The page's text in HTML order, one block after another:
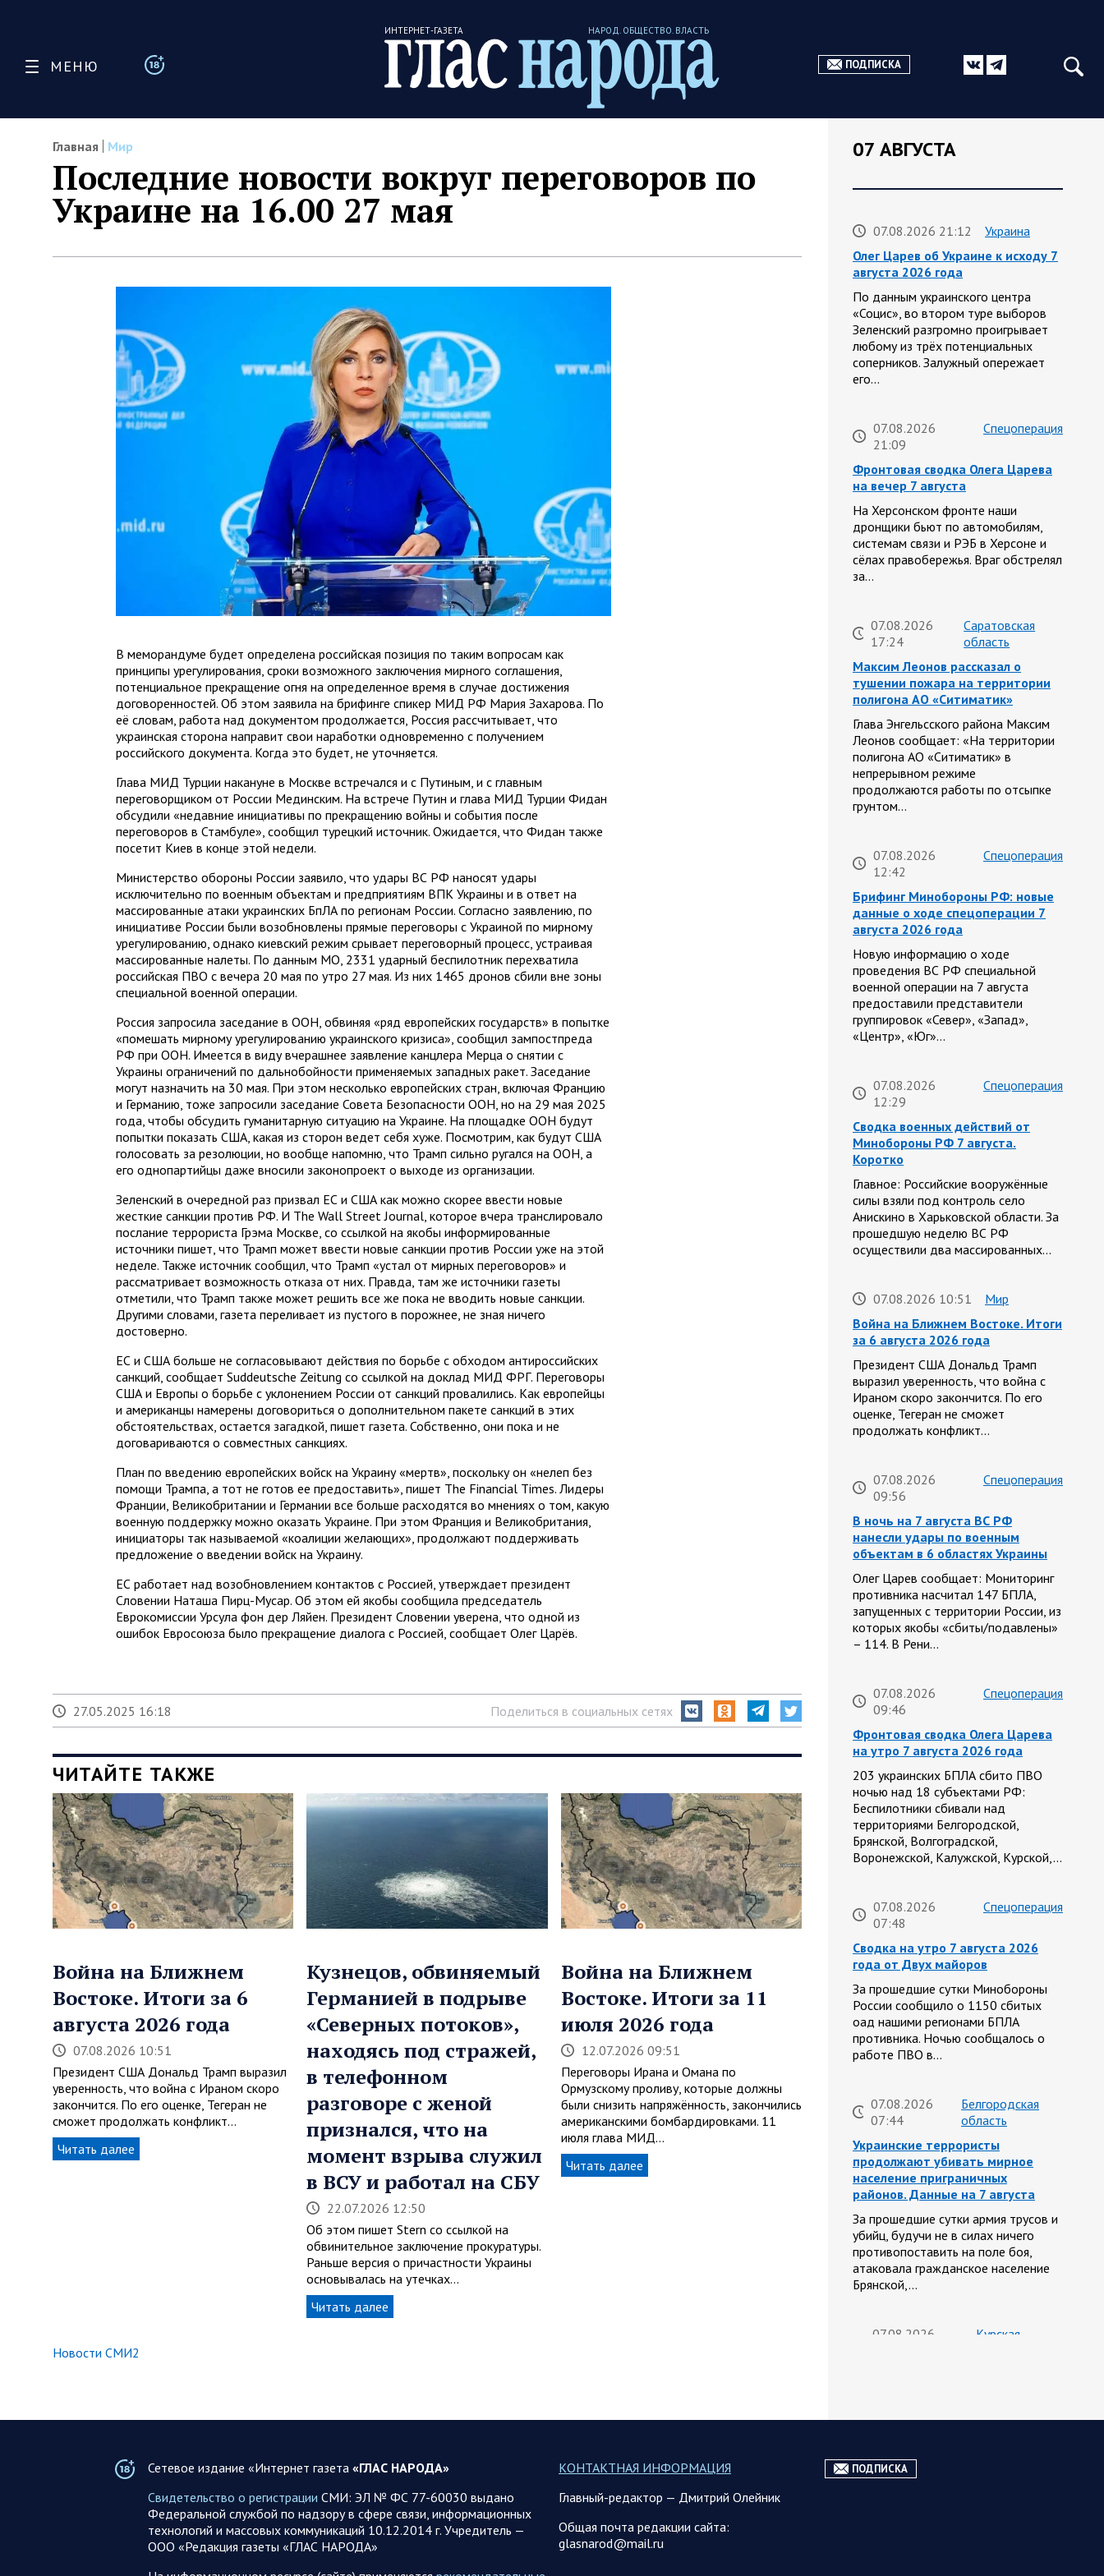
МЕНЮ
ИНТЕРНЕТ-ГАЗЕТА НАРОД. ОБЩЕСТВО. ВЛАСТЬ
ПОДПИСКА
Главная Мир
Последние новости вокруг переговоров по
Украине на 16.00 27 мая
В меморандуме будет определена российская позиция по таким вопросам как
принципы урегулирования, сроки возможного заключения мирного соглашения,
потенциальное прекращение огня на определенное время в случае достижения
договоренностей. Об этом заявила на брифинге спикер МИД РФ Мария Захарова. По
её словам, работа над документом продолжается, Россия рассчитывает, что
украинская сторона направит свои наработки одновременно с получением
российского документа. Когда это будет, не уточняется.
Глава МИД Турции накануне в Москве встречался и с Путиным, и с главным
переговорщиком от России Мединским. На встрече Путин и глава МИД Турции Фидан
обсудили «недавние инициативы по прекращению войны и события после
переговоров в Стамбуле», сообщил турецкий источник. Ожидается, что Фидан также
посетит Киев в конце этой недели.
Министерство обороны России заявило, что удары ВС РФ наносят удары
исключительно по военным объектам и предприятиям ВПК Украины и в ответ на
массированные атаки украинских БпЛА по регионам России. Согласно заявлению, по
инициативе России были возобновлены прямые переговоры с Украиной по мирному
урегулированию, однако киевский режим срывает переговорный процесс, устраивая
массированные налеты. По данным МО, 2331 ударный беспилотник перехватила
российская ПВО с вечера 20 мая по утро 27 мая. Из них 1465 дронов сбили вне зоны
специальной военной операции.
Россия запросила заседание в ООН, обвиняя «ряд европейских государств» в попытке
«помешать мирному урегулированию украинского кризиса», сообщил зампостпреда
РФ при ООН. Имеется в виду вчерашнее заявление канцлера Мерца о снятии с
Украины ограничений по дальнобойности применяемых западных ракет. Заседание
могут назначить на 30 мая. При этом несколько европейских стран, включая Францию
и Германию, тоже запросили заседание Совета Безопасности ООН, но на 29 мая 2025
года, чтобы обсудить гуманитарную ситуацию на Украине. На площадке ООН будут
попытки показать США, какая из сторон ведет себя хуже. Посмотрим, как будут США
голосовать за резолюции, но вообще напомню, что Трамп сильно ругался на ООН, а
его однопартийцы даже вносили законопроект о выходе из организации.
Зеленский в очередной раз призвал ЕС и США как можно скорее ввести новые
жесткие санкции против РФ. И The Wall Street Journal, которое вчера транслировало
послание террориста Грэма Москве, со ссылкой на якобы информированные
источники пишет, что Трамп может ввести новые санкции против России уже на этой
неделе. Также источник сообщил, что Трамп «устал от мирных переговоров» и
рассматривает возможность отказа от них. Правда, там же источники газеты
отметили, что Трамп также может решить все же пока не вводить новые санкции.
Другими словами, газета переливает из пустого в порожнее, не зная ничего
достоверно.
ЕС и США больше не согласовывают действия по борьбе с обходом антироссийских
санкций, сообщает Suddeutsche Zeitung со ссылкой на доклад МИД ФРГ. Переговоры
США и Европы о борьбе с уклонением России от санкций провалились. Как европейцы
и американцы намерены договориться о дополнительном пакете санкций в этих
обстоятельствах, остается загадкой, пишет газета. Собственно, они пока и не
договариваются о совместных санкциях.
План по введению европейских войск на Украину «мертв», поскольку он «нелеп без
помощи Трампа, а тот не готов ее предоставить», пишет The Financial Times. Лидеры
Франции, Великобритании и Германии все больше расходятся во мнениях о том, какую
военную поддержку можно оказать Украине. При этом Франция и Великобритания,
инициаторы так называемой «коалиции желающих», продолжают поддерживать
предложение о введении войск на Украину.
ЕС работает над возобновлением контактов с Россией, утверждает президент
Словении Наташа Пирц-Мусар. Об этом ей якобы сообщила председатель
Еврокомиссии Урсула фон дер Ляйен. Президент Словении уверена, что одной из
ошибок Евросоюза было прекращение диалога с Россией, сообщает Олег Царёв.
27.05.2025 16:18 Поделиться в социальных сетях
ЧИТАЙТЕ ТАКЖЕ
Война на Ближнем
Востоке. Итоги за 6
августа 2026 года
07.08.2026 10:51
Президент США Дональд Трамп выразил
уверенность, что война с Ираном скоро
закончится. По его оценке, Тегеран не
сможет продолжать конфликт…
Читать далее
Кузнецов, обвиняемый
Германией в подрыве
«Северных потоков»,
находясь под стражей,
в телефонном
разговоре с женой
признался, что на
момент взрыва служил
в ВСУ и работал на СБУ
22.07.2026 12:50
Об этом пишет Stern со ссылкой на
обвинительное заключение прокуратуры.
Раньше версия о причастности Украины
основывалась на утечках…
Читать далее
Война на Ближнем
Востоке. Итоги за 11
июля 2026 года
12.07.2026 09:51
Переговоры Ирана и Омана по
Ормузскому проливу, которые должны
были снизить напряжённость, закончились
американскими бомбардировками. 11
июля глава МИД…
Читать далее
Новости СМИ2
07 АВГУСТА
07.08.2026 21:12
Украина
Олег Царев об Украине к исходу 7
августа 2026 года
По данным украинского центра
«Социс», во втором туре выборов
Зеленский разгромно проигрывает
любому из трёх потенциальных
соперников. Залужный опережает
его…
07.08.2026
21:09
Спецоперация
Фронтовая сводка Олега Царева
на вечер 7 августа
На Херсонском фронте наши
дронщики бьют по автомобилям,
системам связи и РЭБ в Херсоне и
сёлах правобережья. Враг обстрелял
за…
07.08.2026
17:24
Саратовская
область
Максим Леонов рассказал о
тушении пожара на территории
полигона АО «Ситиматик»
Глава Энгельсского района Максим
Леонов сообщает: «На территории
полигона АО «Ситиматик» в
непрерывном режиме
продолжаются работы по отсыпке
грунтом…
07.08.2026
12:42
Спецоперация
Брифинг Минобороны РФ: новые
данные о ходе спецоперации 7
августа 2026 года
Новую информацию о ходе
проведения ВС РФ специальной
военной операции на 7 августа
предоставили представители
группировок «Север», «Запад»,
«Центр», «Юг»…
07.08.2026
12:29
Спецоперация
Сводка военных действий от
Минобороны РФ 7 августа.
Коротко
Главное: Российские вооружённые
силы взяли под контроль село
Анискино в Харьковской области. За
прошедшую неделю ВС РФ
осуществили два массированных…
07.08.2026 10:51
Мир
Война на Ближнем Востоке. Итоги
за 6 августа 2026 года
Президент США Дональд Трамп
выразил уверенность, что война с
Ираном скоро закончится. По его
оценке, Тегеран не сможет
продолжать конфликт…
07.08.2026
09:56
Спецоперация
В ночь на 7 августа ВС РФ
нанесли удары по военным
объектам в 6 областях Украины
Олег Царев сообщает: Мониторинг
противника насчитал 147 БПЛА,
запущенных с территории России, из
которых якобы «сбиты/подавлены»
– 114. В Рени…
07.08.2026
09:46
Спецоперация
Фронтовая сводка Олега Царева
на утро 7 августа 2026 года
203 украинских БПЛА сбито ПВО
ночью над 18 субъектами РФ:
Беспилотники сбивали над
территориями Белгородской,
Брянской, Волгоградской,
Воронежской, Калужской, Курской,…
07.08.2026
07:48
Спецоперация
Сводка на утро 7 августа 2026
года от Двух майоров
За прошедшие сутки Минобороны
России сообщило о 1150 сбитых
оад нашими регионами БПЛА
противника. Ночью сообщалось о
работе ПВО в…
07.08.2026
07:44
Белгородская
область
Украинские террористы
продолжают убивать мирное
население приграничных
районов. Данные на 7 августа
За прошедшие сутки армия трусов и
убийц, будучи не в силах ничего
противопоставить на поле боя,
атаковала гражданское население
Брянской,…
07.08.2026
Курская
безопасности в Харьковской и
Сумской областях. В Черниговской
Сетевое издание «Интернет газета «ГЛАС НАРОДА»
Свидетельство о регистрации СМИ: ЭЛ № ФС 77-60030 выдано
Федеральной службой по надзору в сфере связи, информационных
технологий и массовых коммуникаций 10.12.2014 г. Учредитель —
ООО «Редакция газеты «ГЛАС НАРОДА»
КОНТАКТНАЯ ИНФОРМАЦИЯ
Главный-редактор — Дмитрий Олейник
Общая почта редакции сайта:
glasnarod@mail.ru
ПОДПИСКА